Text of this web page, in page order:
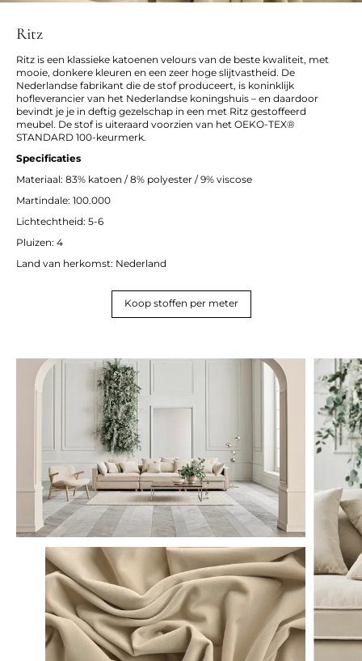
Ritz
Ritz is een klassieke katoenen velours van de beste kwaliteit, met
mooie, donkere kleuren en een zeer hoge slijtvastheid. De
Nederlandse fabrikant die de stof produceert, is koninklijk
hofleverancier van het Nederlandse koningshuis – en daardoor
bevindt je je in deftig gezelschap in een met Ritz gestoffeerd
meubel. De stof is uiteraard voorzien van het OEKO-TEX®
STANDARD 100-keurmerk.
Specificaties
Materiaal: 83% katoen / 8% polyester / 9% viscose
Martindale: 100.000
Lichtechtheid: 5-6
Pluizen: 4
Land van herkomst: Nederland
Koop stoffen per meter